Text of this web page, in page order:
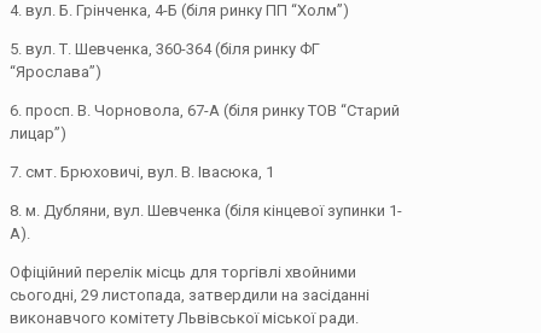
4. вул. Б. Грінченка, 4-Б (біля ринку ПП “Холм”)
5. вул. Т. Шевченка, 360-364 (біля ринку ФГ
“Ярослава”)
6. просп. В. Чорновола, 67-А (біля ринку ТОВ “Старий
лицар”)
7. смт. Брюховичі, вул. В. Івасюка, 1
8. м. Дубляни, вул. Шевченка (біля кінцевої зупинки 1-
А).
Офіційний перелік місць для торгівлі хвойними
сьогодні, 29 листопада, затвердили на засіданні
виконавчого комітету Львівської міської ради.